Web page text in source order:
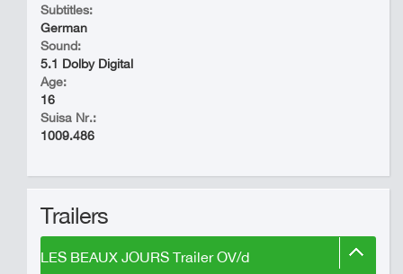
Subtitles:
German
Sound:
5.1 Dolby Digital
Age:
16
Suisa Nr.:
1009.486
Trailers
LES BEAUX JOURS Trailer OV/d